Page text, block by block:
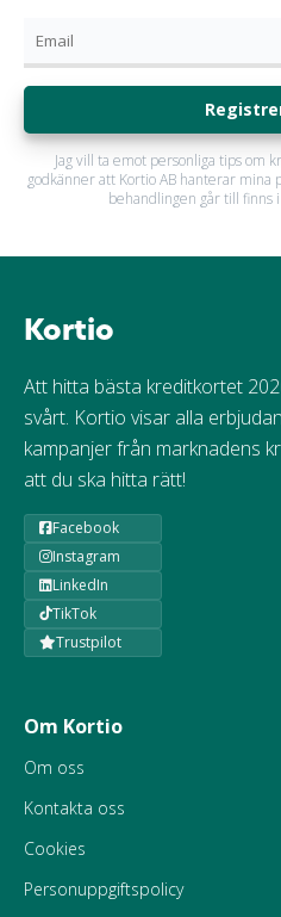
Jag vill ta emot personliga tips om
godkänner att Kortio AB hanterar
behandlingen går till finns
Kortio
Att hitta bästa kreditkortet
svårt. Kortio visar alla
kampanjer från marknadens
att du ska hitta rätt!
Facebook
Instagram
LinkedIn
TikTok
Trustpilot
Om Kortio
Om oss
Kontakta oss
Cookies
Personuppgiftspolicy